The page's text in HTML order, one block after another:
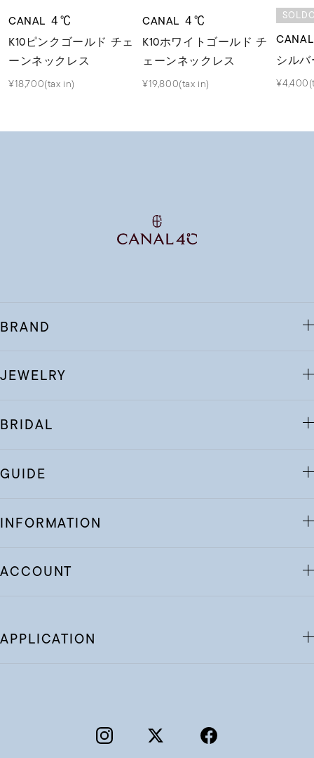
CANAL ４℃
K10ピンクゴールド チェ
ーンネックレス
¥18,700(tax in)
CANAL ４℃
K10ホワイトゴールド チ
ェーンネックレス
¥19,800(tax in)
シル
BRAND
JEWELRY
BRIDAL
GUIDE
INFORMATION
ACCOUNT
APPLICATION